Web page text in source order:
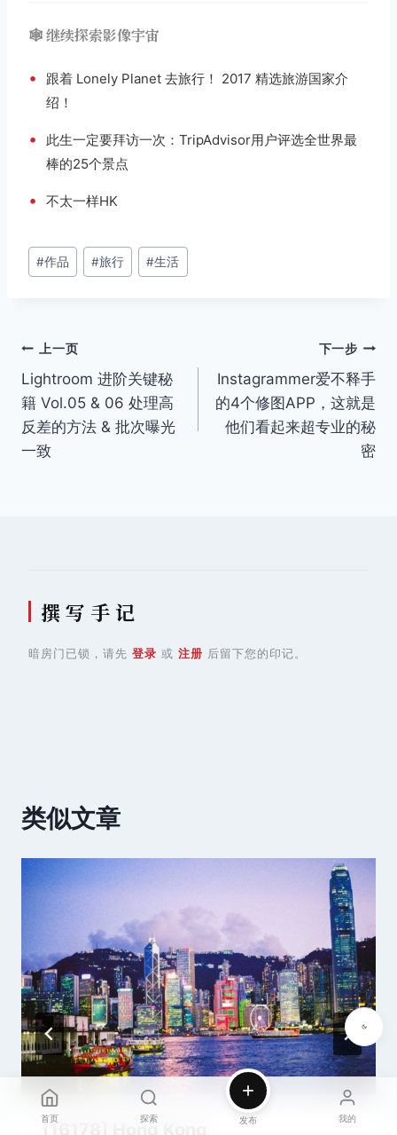
🕸️ 继续探索影像宇宙
•
跟着 Lonely Planet 去旅行！ 2017 精选旅游国家介
绍！
•
此生一定要拜访一次：TripAdvisor用户评选全世界最
棒的25个景点
• 不太一样HK
文
章
#作品 #旅行 #生活
文
章
导
航
上一页
Lightroom 进阶关键秘
籍 Vol.05 & 06 处理高
反差的方法 & 批次曝光
一致
下一步
Instagrammer爱不释手
的4个修图APP，这就是
他们看起来超专业的秘
密
撰 写 手 记
暗房门已锁，请先 登录 或 注册 后留下您的印记。
类似文章
[16178] Hong Kong
首页 探索 发布 我的